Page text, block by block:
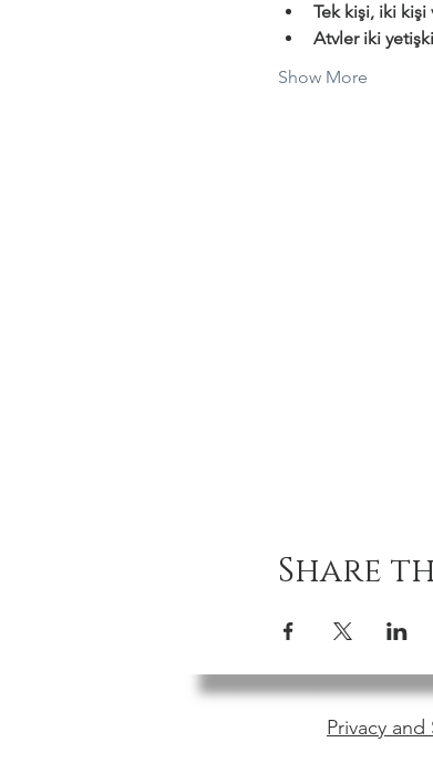
Tek kişi, iki kişi
Atvler iki
Show More
Share
Privacy